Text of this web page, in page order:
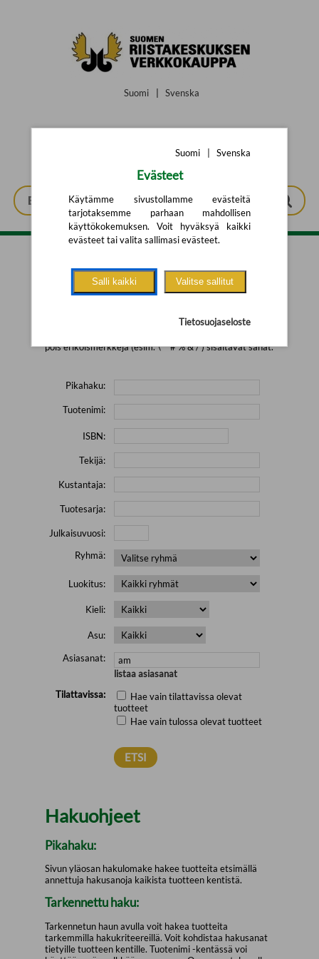
Suomi Svenska
Tarkennettu haku
pois erikoismerkkejä (esim. \' " # % & / ) sisältävät sanat.
Pikahaku:
Tuotenimi:
ISBN:
Tekijä:
Kustantaja:
Tuotesarja:
Julkaisuvuosi:
Ryhmä:
Luokitus:
Kieli:
Asu:
Asiasanat:
listaa asiasanat
Tilattavissa:
Hae vain tilattavissa olevat
tuotteet
Hae vain tulossa olevat tuotteet
Hakuohjeet
Pikahaku:
Sivun yläosan hakulomake hakee tuotteita etsimällä
annettuja hakusanoja kaikista tuotteen kentistä.
Tarkennettu haku:
Tarkennetun haun avulla voit hakea tuotteita
tarkemmilla hakukriteereillä. Voit kohdistaa hakusanat
tietyille tuotteen kentille. Tuotenimi -kentässä voi
Suomi Svenska
Evästeet
Käytämme sivustollamme evästeitä
tarjotaksemme parhaan mahdollisen
käyttökokemuksen. Voit hyväksyä kaikki
evästeet tai valita sallimasi evästeet.
Salli kaikki Valitse sallitut
Tietosuojaseloste